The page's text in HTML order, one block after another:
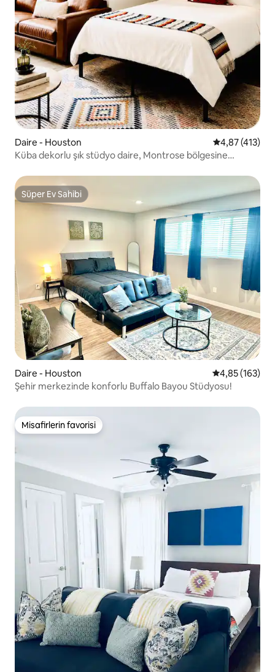
Daire - Houston 5 üzerinden
4,87 (413)
Küba dekorlu şık stüdyo daire, Montrose bölgesine
Süper Ev Sahibi
Süper Ev Sahibi
Daire - Houston 5 üzerinden
4,85 (163)
Şehir merkezinde konforlu Buffalo Bayou Stüdyosu!
Misafirlerin favorisi
Misafirlerin favorisi